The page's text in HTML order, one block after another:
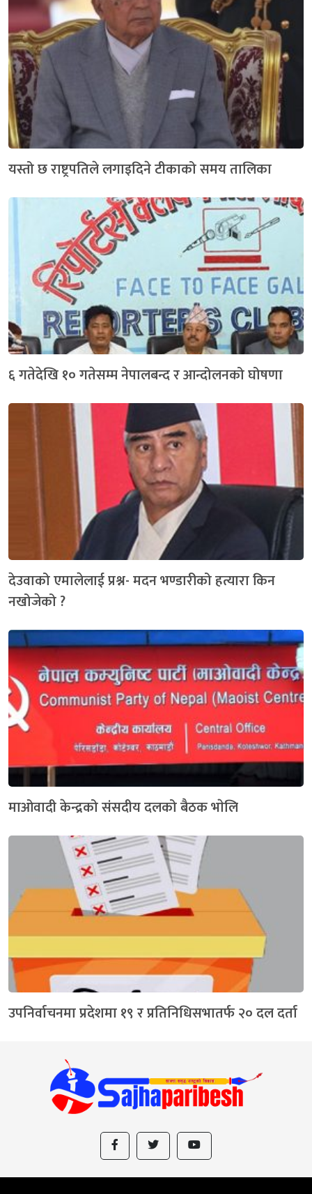
यस्तो छ राष्ट्रपतिले लगाइदिने टीकाको समय तालिका
६ गतेदेखि १० गतेसम्म नेपालबन्द र आन्दोलनको घोषणा
देउवाको एमालेलाई प्रश्न- मदन भण्डारीको हत्यारा किन
नखोजेको ?
माओवादी केन्द्रको संसदीय दलको बैठक भाेलि
उपनिर्वाचनमा प्रदेशमा १९ र प्रतिनिधिसभातर्फ २० दल दर्ता